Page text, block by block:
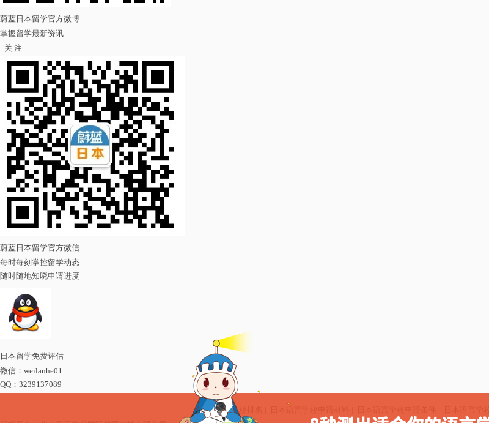
蔚蓝日本留学官方微博
掌握留学最新资讯
+关 注
蔚蓝日本留学官方微信
每时每刻掌控留学动态
随时随地知晓申请进度
日本留学免费评估
微信： weilanhe01
QQ： 3239137089
日本语言学校排名